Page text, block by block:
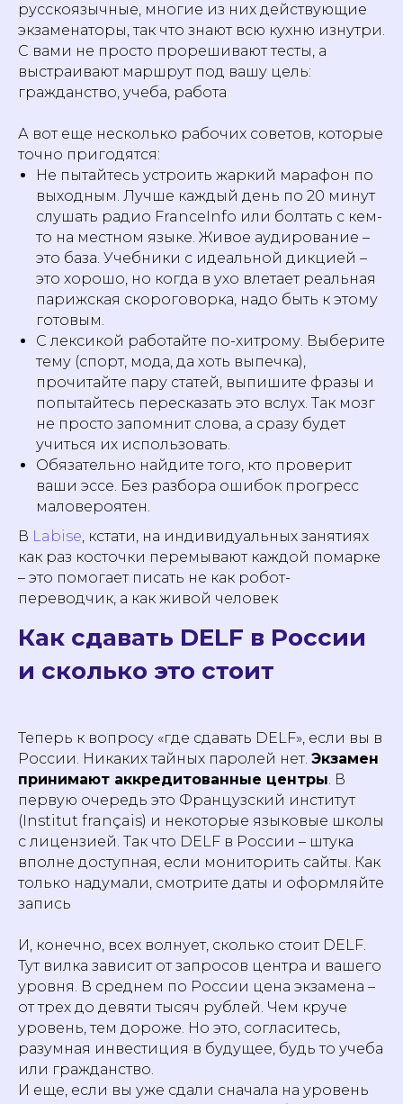
русскоязычные, многие из них действующие
экзаменаторы, так что знают всю кухню изнутри.
С вами не просто прорешивают тесты, а
выстраивают маршрут под вашу цель:
гражданство, учеба, работа
А вот еще несколько рабочих советов, которые
точно пригодятся:
Не пытайтесь устроить жаркий марафон по
выходным. Лучше каждый день по 20 минут
слушать радио FranceInfo или болтать с кем-
то на местном языке. Живое аудирование –
это база. Учебники с идеальной дикцией –
это хорошо, но когда в ухо влетает реальная
парижская скороговорка, надо быть к этому
готовым.
С лексикой работайте по-хитрому. Выберите
тему (спорт, мода, да хоть выпечка),
прочитайте пару статей, выпишите фразы и
попытайтесь пересказать это вслух. Так мозг
не просто запомнит слова, а сразу будет
учиться их использовать.
Обязательно найдите того, кто проверит
ваши эссе. Без разбора ошибок прогресс
маловероятен.
В Labise , кстати, на индивидуальных занятиях
как раз косточки перемывают каждой помарке
– это помогает писать не как робот-
переводчик, а как живой человек
Как сдавать DELF в России
и сколько это стоит
Теперь к вопросу «где сдавать DELF», если вы в
России. Никаких тайных паролей нет. Экзамен
принимают аккредитованные центры . В
первую очередь это Французский институт
(Institut français) и некоторые языковые школы
с лицензией. Так что DELF в России – штука
вполне доступная, если мониторить сайты. Как
только надумали, смотрите даты и оформляйте
запись
И, конечно, всех волнует, сколько стоит DELF.
Тут вилка зависит от запросов центра и вашего
уровня. В среднем по России цена экзамена –
от трех до девяти тысяч рублей. Чем круче
уровень, тем дороже. Но это, согласитесь,
разумная инвестиция в будущее, будь то учеба
или гражданство.
И еще, если вы уже сдали сначала на уровень
Начнем учить язык
+33 769 337-208
Языки
Английский язык
Французский язык
Немецкий язык
Обучение
во
Франции
Высшее
образование во
Франции
Китайский язык
Актуальные скидки и акции, эксклюзивные
лайфхаки, которые сделают овладение
языком проще, полезные советы и материалы,
Записаться на пробный урок
Подписаться
Подпишитесь на рассылку
школы Labise, чтобы
получить: